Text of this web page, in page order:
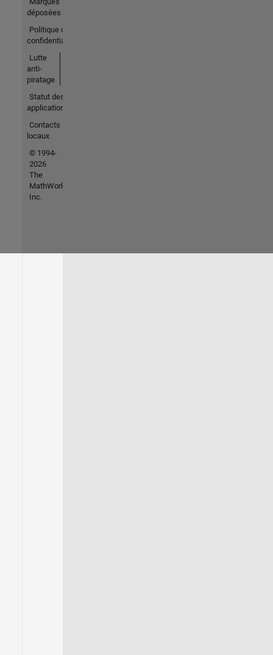
déposées
Politique de
confidentialité
Lutte
anti-
piratage
Statut des
applications
Contacts
locaux
© 1994-
2026
The
MathWorks,
Inc.